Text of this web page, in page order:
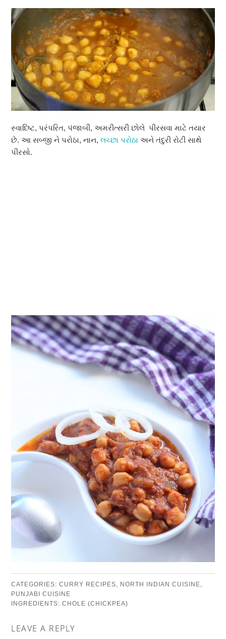
સ્વાદિષ્ટ, પરંપરિત, પંજાબી, અમરીત્સરી છોલે પીરસવા માટે તયાર
છે. આ સબ્જી ને પરોઠા, નાન,લચ્છા પરોઠા અને તંદુરી રોટી સાથે
પીરસો.
CATEGORIES:CURRY RECIPES NORTH INDIAN CUISINE
PUNJABI CUISINE
INGREDIENTS:CHOLE (CHICKPEA)
LEAVE A REPLY